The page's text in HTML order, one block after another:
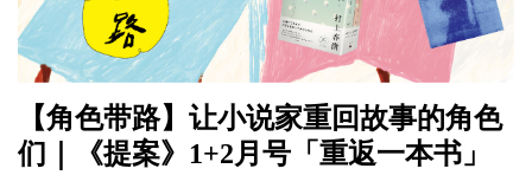
【角色带路】让小说家重回故事的角色
们｜《提案》1+2月号「重返一本书」